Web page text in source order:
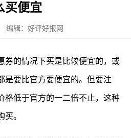
买便宜
编辑：好评好报网
券的情况下买是比较便宜的，或
是要比官方要便宜的。但要注
格低于官方的一二倍不止，这种
。